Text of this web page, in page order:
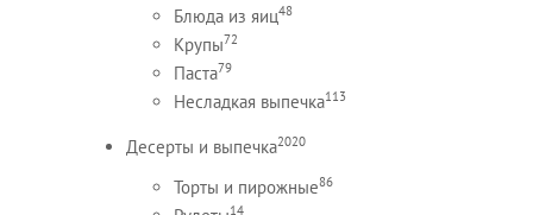
Блюда из яиц48
Крупы72
Паста79
Несладкая выпечка113
Десерты и выпечка2020
Торты и пирожные86
14